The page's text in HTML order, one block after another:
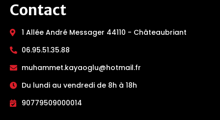
Contact
1 Allée André Messager 44110 - Châteaubriant
06.95.51.35.88
muhammet.kayaoglu@hotmail.fr
Du lundi au vendredi de 8h à 18h
90779509000014